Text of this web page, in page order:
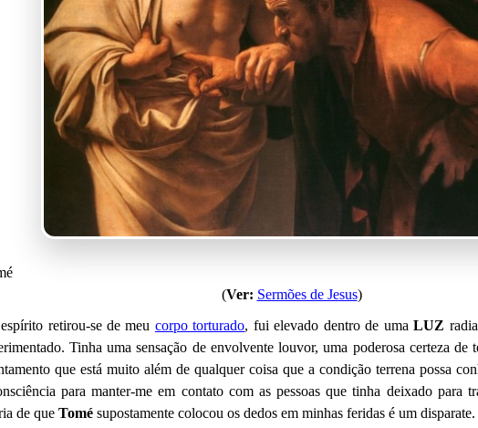
(Ver: Sermões de Jesus)
retirou-se de meu corpo torturado, fui elevado dentro de umaLUZ
Tinha uma sensação de envolvente louvor, uma poderosa certeza
que está muito além de qualquer coisa que a condição terrena possa
para manter-me em contato com as pessoas que tinha deixado para
de que Tomé supostamente colocou os dedos em minhas feridas é um disparate.